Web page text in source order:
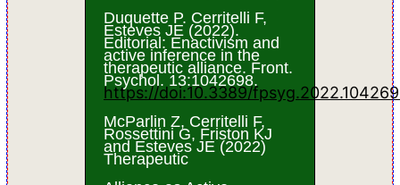
Duquette P. Cerritelli F,
Esteves JE (2022).
Editorial: Enactivism and
active inference in the
therapeutic alliance. Front.
Psychol. 13:1042698.
https://doi:10.3389/
McParlin Z, Cerritelli F,
Rossettini G, Friston KJ
and Esteves JE (2022)
Therapeutic